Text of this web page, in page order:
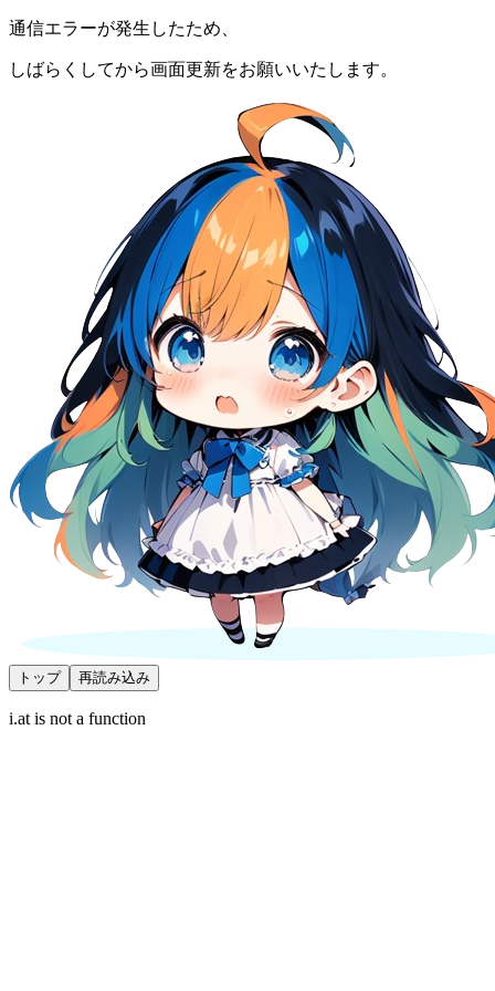
通信エラーが発生したため、
しばらくしてから画面更新をお願いいたします。
トップ 再読み込み
i.at is not a function